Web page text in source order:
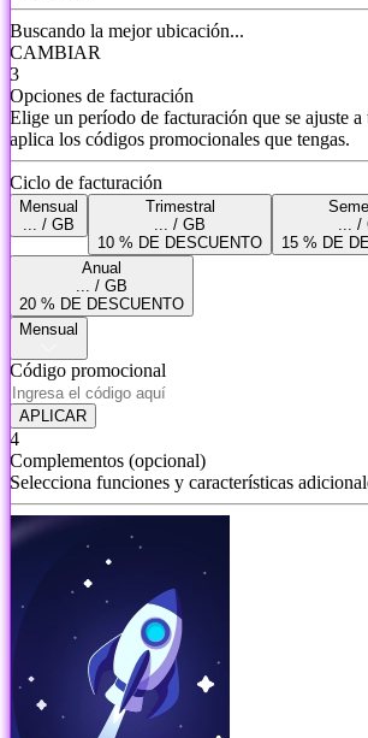
Buscando la mejor ubicación...
CAMBIAR
3
Opciones de facturación
Elige un período de facturación que se ajuste a
aplica los códigos promocionales que tengas.
Ciclo de facturación
Mensual
... / GB
Trimestral
... / GB
10 % DE DESCUENTO
... /
15 % DE
Anual
... / GB
20 % DE DESCUENTO
Mensual
Código promocional
APLICAR
4
Complementos (opcional)
Selecciona funciones y características